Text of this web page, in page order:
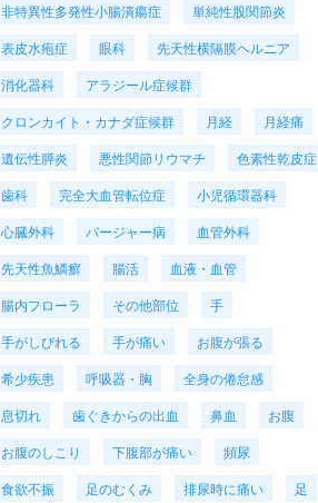
非特異性多発性小腸潰瘍症
単純性股関節炎
表皮水疱症
眼科
先天性横隔膜ヘルニア
消化器科
アラジール症候群
クロンカイト・カナダ症候群
月経
月経痛
遺伝性膵炎
悪性関節リウマチ
色素性乾皮症
歯科
完全大血管転位症
小児循環器科
心臓外科
バージャー病
血管外科
先天性魚鱗癬
腸活
血液・血管
腸内フローラ
その他部位
手
手がしびれる
手が痛い
お腹が張る
希少疾患
呼吸器・胸
全身の倦怠感
息切れ
歯ぐきからの出血 鼻血
お腹
お腹のしこり
下腹部が痛い
頻尿
食欲不振
足のむくみ 排尿時に痛い 足